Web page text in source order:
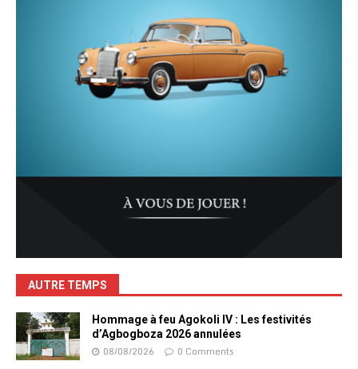
AUTRE TEMPS
Hommage à feu Agokoli IV : Les festivités
d’Agbogboza 2026 annulées
08/08/2026 0 Comments